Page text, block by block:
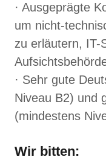
· Ausgeprägte
um nicht-
zu erläutern, IT-
· Sehr gute
Niveau B2) und
(mindestens
Wir bitten: